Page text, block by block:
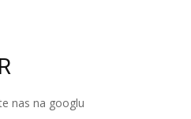
nas na googlu